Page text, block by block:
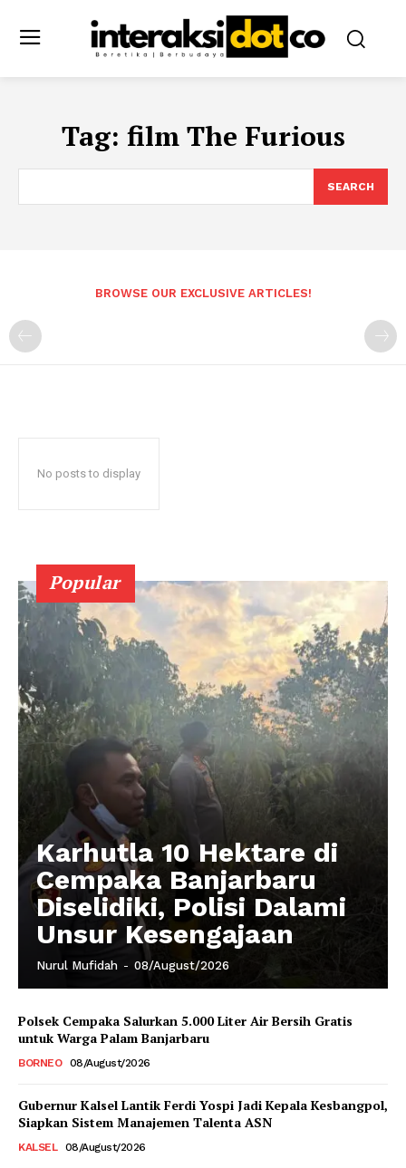
Tag: film The Furious
SEARCH
BROWSE OUR EXCLUSIVE ARTICLES!
No posts to display
Popular
Karhutla 10 Hektare di
Cempaka Banjarbaru
Diselidiki, Polisi Dalami
Unsur Kesengajaan
Nurul Mufidah - 08/August/2026
Polsek Cempaka Salurkan 5.000 Liter Air Bersih Gratis
untuk Warga Palam Banjarbaru
BORNEO 08/August/2026
Gubernur Kalsel Lantik Ferdi Yospi Jadi Kepala Kesbangpol,
Siapkan Sistem Manajemen Talenta ASN
KALSEL 08/August/2026